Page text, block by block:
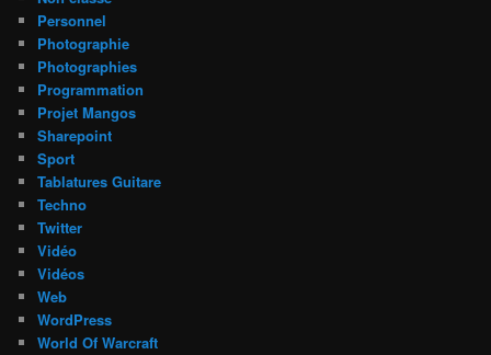
Personnel
Photographie
Photographies
Programmation
Projet Mangos
Sharepoint
Sport
Tablatures Guitare
Techno
Twitter
Vidéo
Vidéos
Web
WordPress
World Of Warcraft